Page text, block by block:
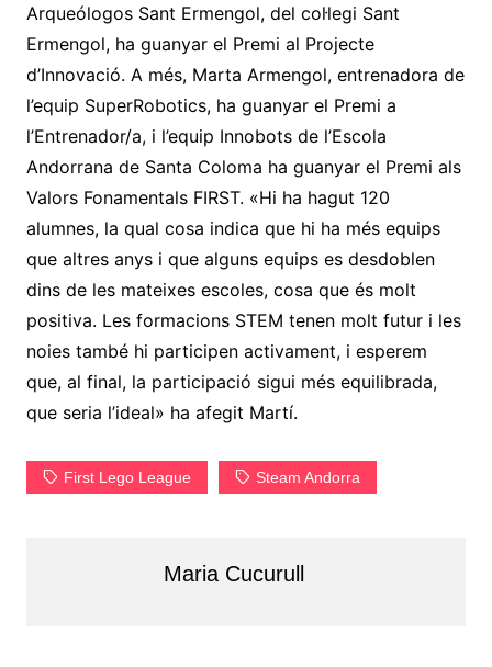
Arqueólogos Sant Ermengol, del col·legi Sant
Ermengol, ha guanyar el Premi al Projecte
d’Innovació. A més, Marta Armengol, entrenadora de
l’equip SuperRobotics, ha guanyar el Premi a
l’Entrenador/a, i l’equip Innobots de l’Escola
Andorrana de Santa Coloma ha guanyar el Premi als
Valors Fonamentals FIRST. «Hi ha hagut 120
alumnes, la qual cosa indica que hi ha més equips
que altres anys i que alguns equips es desdoblen
dins de les mateixes escoles, cosa que és molt
positiva. Les formacions STEM tenen molt futur i les
noies també hi participen activament, i esperem
que, al final, la participació sigui més equilibrada,
que seria l’ideal» ha afegit Martí.
First Lego League Steam Andorra
Maria Cucurull